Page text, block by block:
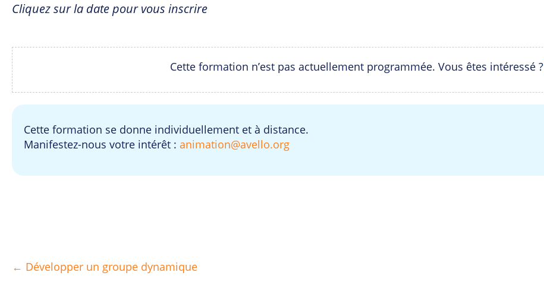
Cliquez sur la date pour vous inscrire
Cette formation n’est pas actuellement programmée. Vous êtes intéressé ?
Cette formation se donne individuellement et à distance.
Manifestez-nous votre intérêt : animation@avello.org
Posts
← Développer un groupe dynamique